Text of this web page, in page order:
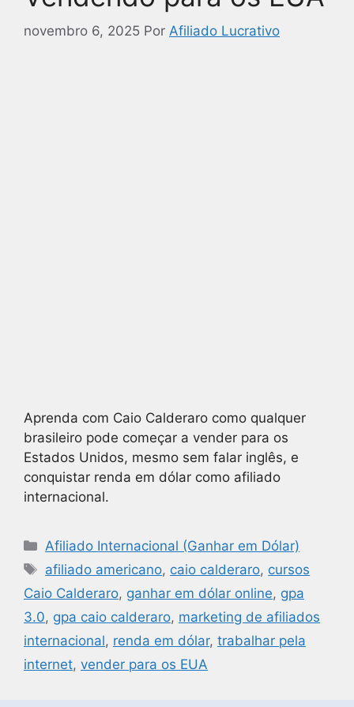
novembro 6, 2025 Por Afiliado Lucrativo
Aprenda com Caio Calderaro como qualquer
brasileiro pode começar a vender para os
Estados Unidos, mesmo sem falar inglês, e
conquistar renda em dólar como afiliado
internacional.
Afiliado Internacional (Ganhar em Dólar)
afiliado americano, caio calderaro, cursos
Caio Calderaro, ganhar em dólar online, gpa
3.0, gpa caio calderaro, marketing de afiliados
internacional, renda em dólar, trabalhar pela
internet, vender para os EUA